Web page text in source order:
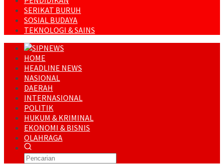
SERIKAT BURUH
SOSIAL BUDAYA
TEKNOLOGI & SAINS
HOME
HEADLINE NEWS
NASIONAL
DAERAH
INTERNASIONAL
POLITIK
HUKUM & KRIMINAL
EKONOMI & BISNIS
OLAHRAGA